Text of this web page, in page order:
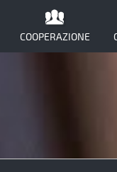
COOPERAZIONE